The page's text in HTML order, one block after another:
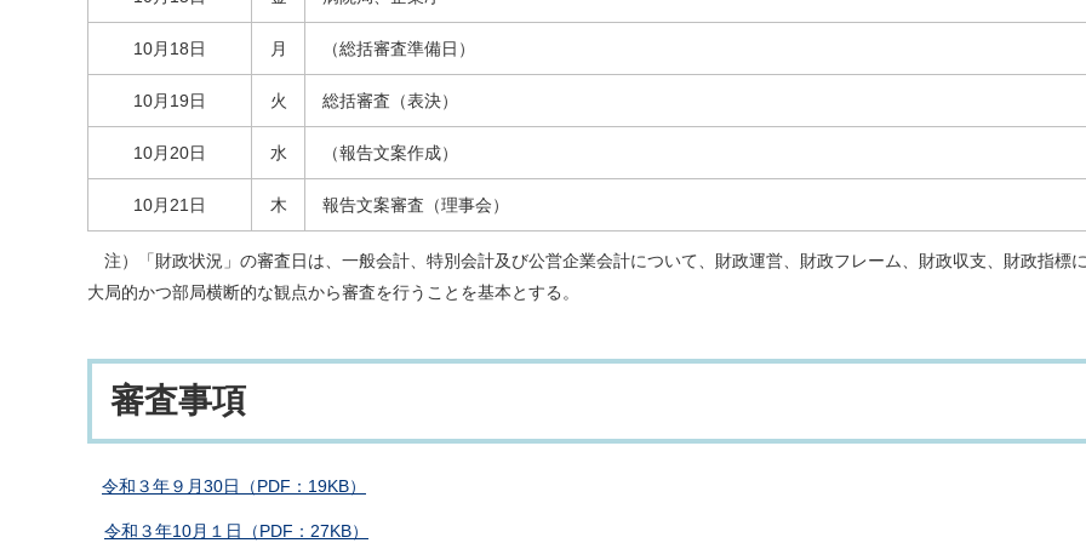
10月18日 月 （総括審査準備日）
10月19日 火 総括審査（表決）
10月20日 水 （報告文案作成）
10月21日 木 報告文案審査（理事会）
注）「財政状況」の審査日は、一般会計、特別会計及び公営企業会計について、財政運営、財政フレーム、財政収支、財政指標
大局的かつ部局横断的な観点から審査を行うことを基本とする。
審査事項
令和３年９月30日（PDF：19KB）
令和３年10月１日（PDF：27KB）